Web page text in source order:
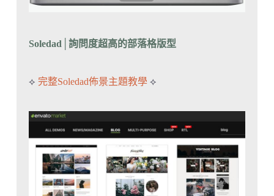
Soledad 詢問度超高的部落格版型
⟡ 完整Soledad佈景主題教學⟡